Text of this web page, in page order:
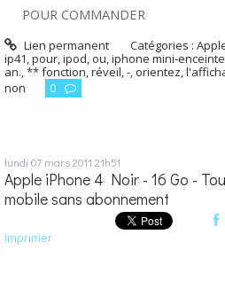
POUR COMMANDER
Lien permanent Catégories :
ip41 pour ipod ou iphone mini-
an. ** fonction réveil - orientez
non
0
lundi 07 mars 2011 21h51
Apple iPhone 4 Noir - 16 Go -
mobile sans abonnement
Imprimer